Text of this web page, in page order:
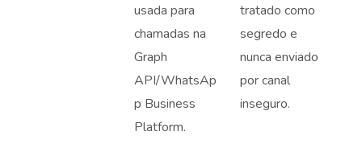
usada para
chamadas na
Graph
API/WhatsAp
p Business
Platform.
tratado como
segredo e
nunca enviado
por canal
inseguro.